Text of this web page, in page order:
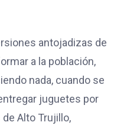
antojadizas de
a la población,
nada, cuando se
juguetes por
Alto Trujillo,